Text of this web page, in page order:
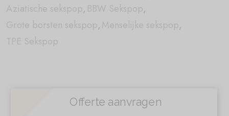
Aziatische sekspop, BBW Sekspop,
Grote borsten sekspop,Menselijke sekspop,
TPE Sekspop
Offerte aanvragen